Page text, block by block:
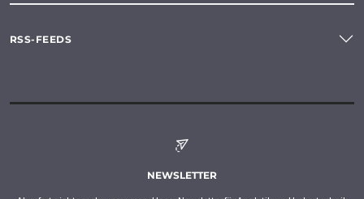
RSS-FEEDS
NEWSLETTER